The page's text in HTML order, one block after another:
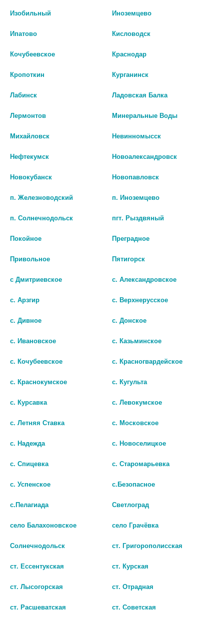
Описание
Наличие в аптеках
цена: 60 руб.
цена: 60 руб.
Показать все ...
Популярные в разделе
ПАСТИЛКИ МАРМЕЛАДНЫЕ
ЖЕВАТ (СЛИВА) №60
АЛЬПИЙСКАЯ КАРАМЕЛЬ
ЛЕДЕНЦЫ ДЕТ (ПИХТА, ВИТ
Изобильный Иноземцево
Ипатово Кисловодск
Кочубеевское Краснодар
Кропоткин Курганинск
Лабинск Ладовская Балка
Лермонтов Минеральные Воды
Михайловск Невинномысск
Нефтекумск Новоалександровск
Новокубанск Новопавловск
п. Железноводский п. Иноземцево
п. Солнечнодольск пгт. Рыздвяный
Покойное Преградное
Привольное Пятигорск
с Дмитриевское с. Александровское
с. Арзгир с. Верхнерусское
с. Дивное с. Донское
с. Ивановское с. Казьминское
с. Кочубеевское с. Красногвардейское
с. Краснокумское с. Кугульта
с. Курсавка с. Левокумское
с. Летняя Ставка с. Московское
с. Надежда с. Новоселицкое
с. Спицевка с. Старомарьевка
с. Успенское с.Безопасное
с.Пелагиада Светлоград
село Балахоновское село Грачёвка
Солнечнодольск ст. Григорополисская
ст. Ессентукская ст. Курская
ст. Лысогорская ст. Отрадная
ст. Расшеватская ст. Советская